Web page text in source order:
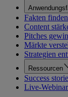
Fakten finden
Content
Pitches
Märkte
Strategien
Ressourcen
Success
Live-